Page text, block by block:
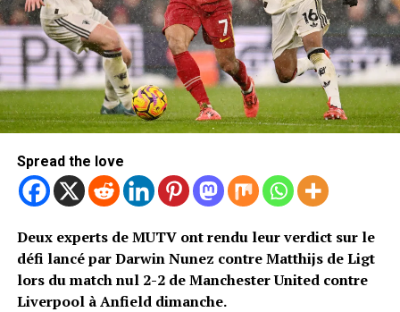
Spread the love
Deux experts de MUTV ont rendu leur verdict sur le
défi lancé par Darwin Nunez contre Matthijs de Ligt
lors du match nul 2-2 de Manchester United contre
Liverpool à Anfield dimanche.